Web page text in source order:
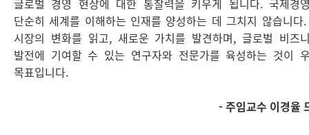
단순히 세계를 이해하는 인재를 양성하는 데 그치지 않습니다
시장의 변화를 읽고, 새로운 가치를 발견하며, 글로벌 비즈
발전에 기여할 수 있는 연구자와 전문가를 육성하는 것이
목표입니다.
- 주임교수 이경율